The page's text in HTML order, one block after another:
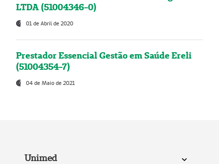
LTDA (51004346-0)
01 de Abril de 2020
Prestador Essencial Gestão em Saúde Ereli
(51004354-7)
04 de Maio de 2021
Unimed